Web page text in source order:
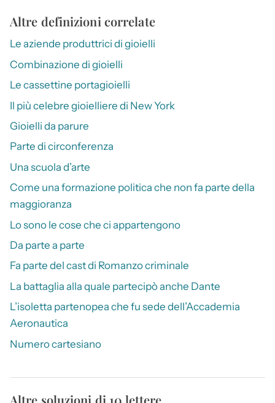
Altre definizioni correlate
Le aziende produttrici di gioielli
Combinazione di gioielli
Le cassettine portagioielli
Il più celebre gioielliere di New York
Gioielli da parure
Parte di circonferenza
Una scuola d’arte
Come una formazione politica che non fa parte della
maggioranza
Lo sono le cose che ci appartengono
Da parte a parte
Fa parte del cast di Romanzo criminale
La battaglia alla quale partecipò anche Dante
L’isoletta partenopea che fu sede dell’Accademia
Aeronautica
Numero cartesiano
Altre soluzioni di 10 lettere